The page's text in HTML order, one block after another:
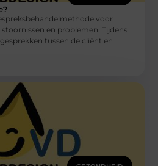
voor
en problemen. Tijdens
tussen de cliënt en